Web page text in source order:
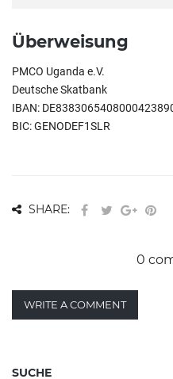
Überweisung
PMCO Uganda e.V.
Deutsche Skatbank
IBAN:
BIC: GENODEF1SLR
SHARE:
0
WRITE A COMMENT
SUCHE